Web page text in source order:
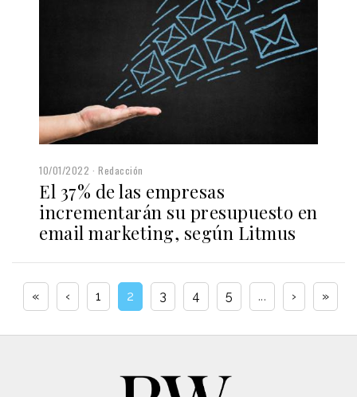
10/01/2022 Redacción
El 37% de las empresas
incrementarán su presupuesto en
email marketing, según Litmus
« ‹ 1 2 3 4 5 ... › »